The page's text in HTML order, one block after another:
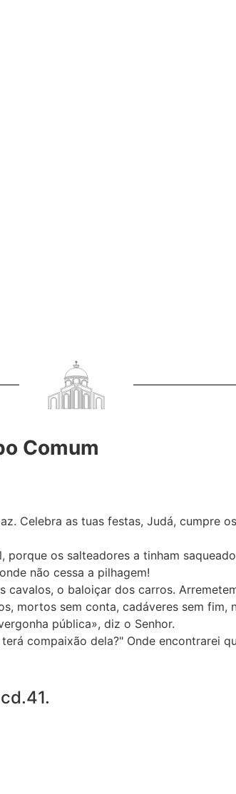
Comum
Celebra as tuas festas, Judá, cumpre
os salteadores a tinham
não cessa a pilhagem!
o baloiçar dos carros.
mortos sem conta, cadáveres sem fim,
pública», diz o Senhor.
compaixão dela?" Onde encontrarei